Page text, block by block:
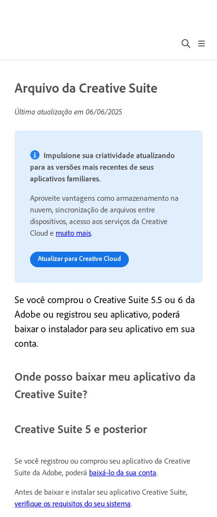
Arquivo da Creative Suite
Última atualização em 06/06/2025
Impulsione sua criatividade atualizando
para as versões mais recentes de seus
aplicativos familiares.
Aproveite vantagens como armazenamento na
nuvem, sincronização de arquivos entre
dispositivos, acesso aos serviços da Creative
Cloud e muito mais.
Atualizar para Creative Cloud
Se você comprou o Creative Suite 5.5 ou 6 da
Adobe ou registrou seu aplicativo, poderá
baixar o instalador para seu aplicativo em sua
conta.
Onde posso baixar meu aplicativo da
Creative Suite?
Creative Suite 5 e posterior
Se você registrou ou comprou seu aplicativo da Creative
Suite da Adobe, poderá baixá-lo da sua conta.
Antes de baixar e instalar seu aplicativo Creative Suite,
verifique os requisitos do seu sistema.